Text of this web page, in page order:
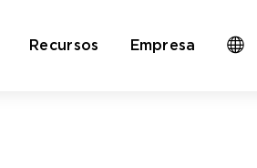
Recursos Empresa